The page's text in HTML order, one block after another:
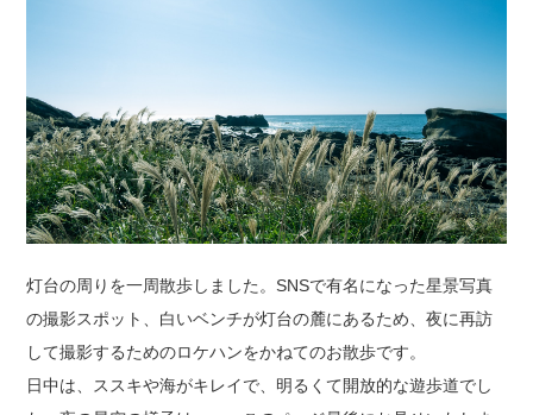
灯台の周りを一周散歩しました。SNSで有名になった星景写真
の撮影スポット、白いベンチが灯台の麓にあるため、夜に再訪
して撮影するためのロケハンをかねてのお散歩です。
日中は、ススキや海がキレイで、明るくて開放的な遊歩道でし